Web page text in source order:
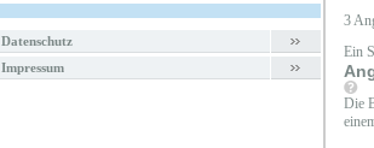
Datenschutz
Impressum
3
Ein
Die